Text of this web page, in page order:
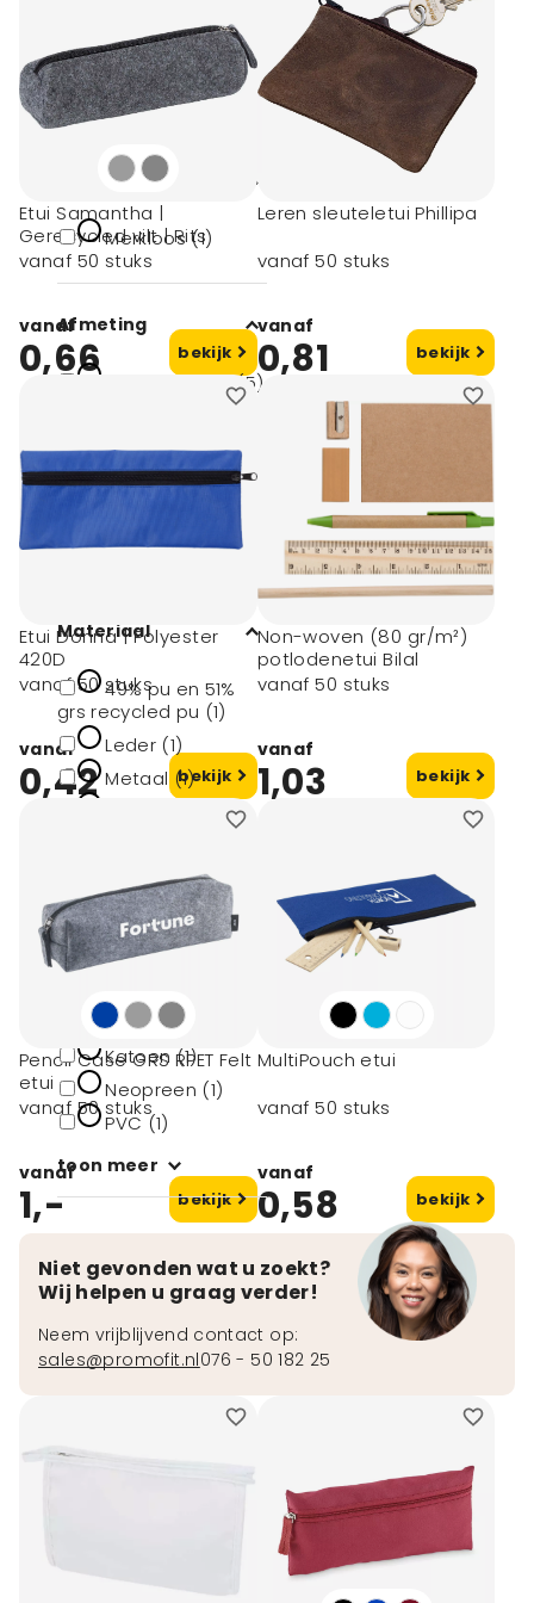
Lasergravering
(1)
toon meer
Merkloos (1)
Afmeting
# Geen maat (5)
25x10,5cm (1)
20x5x2,5 cm (1)
Materiaal
49% pu en 51%
grs recycled pu (1)
Leder (1)
Metaal (1)
Non-woven (1)
Materiaal type
Bamboe (1)
Katoen (1)
Neopreen (1)
PVC (1)
toon meer
Etui Samantha |
Gerecycled vilt | Rits
vanaf 50 stuks
vanaf
0,66 bekijk
Leren sleuteletui Phillipa
vanaf 50 stuks
vanaf
0,81 bekijk
Etui Donna | Polyester
420D
vanaf 50 stuks
vanaf
0,42 bekijk
Non-woven (80 gr/m²)
potlodenetui Bilal
vanaf 50 stuks
vanaf
1,03 bekijk
Pencil Case GRS RPET Felt
etui
vanaf 50 stuks
vanaf
1,- bekijk
MultiPouch etui
vanaf 50 stuks
vanaf
0,58 bekijk
Niet gevonden wat u zoekt?
Wij helpen u graag verder!
Neem vrijblijvend contact op:
sales@promofit.nl076 - 50 182 25